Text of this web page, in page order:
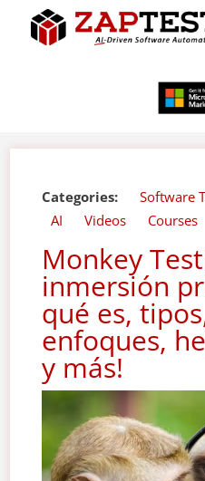
Categories: Software
AI
Videos Courses
Monkey
inmersión
qué es,
enfoques,
y más!